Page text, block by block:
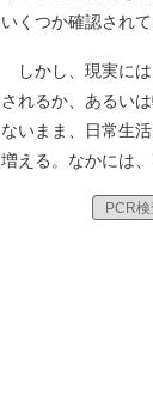
いくつか確認され
しかし、現実には
されるか、あるい
ないまま、日常生
増える。なかには
PCR検